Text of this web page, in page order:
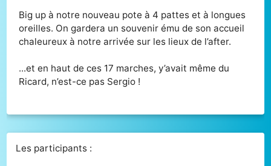
Big up à notre nouveau pote à 4 pattes et à longues
oreilles. On gardera un souvenir ému de son accueil
chaleureux à notre arrivée sur les lieux de l’after.
...et en haut de ces 17 marches, y’avait même du
Ricard, n’est-ce pas Sergio !
Les participants :